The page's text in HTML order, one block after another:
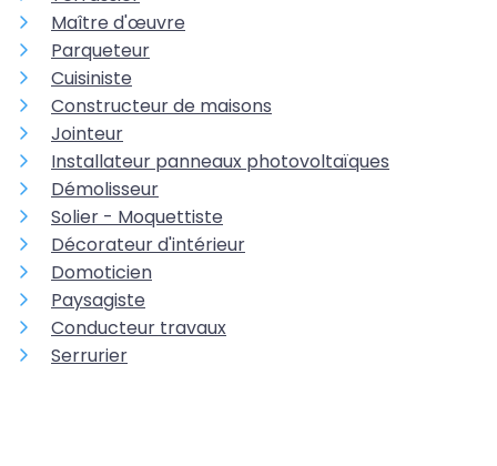
Maître d'œuvre
Parqueteur
Cuisiniste
Constructeur de maisons
Jointeur
Installateur panneaux photovoltaïques
Démolisseur
Solier - Moquettiste
Décorateur d'intérieur
Domoticien
Paysagiste
Conducteur travaux
Serrurier